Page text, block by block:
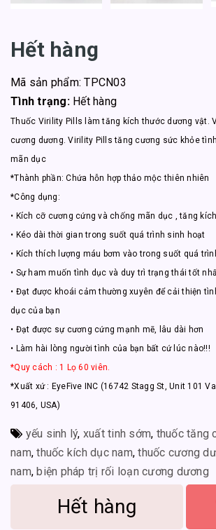
Hết hàng
Mã sản phẩm: TPCN03
Tình trạng: Hết hàng
Thuốc Virility Pills làm tăng kích thước dương vật.
cương dương. Virility Pills tăng cương sức khỏe
mãn dục
*Thành phần: Chứa hỗn hợp thảo mộc thiên nhiên
*Công dụng:
• Kích cỡ cương cứng và chống mãn dục , tăng
• Kéo dài thời gian trong suốt quá trình sinh hoạt
• Kích thích lượng máu bơm vào trong suốt quá
• Sự ham muốn tình dục và duy trì trạng thái tốt
• Đạt được khoái cảm thường xuyên để cải thiện
dục của bạn
• Đạt được sự cương cứng mạnh mẽ, lâu dài hơn
• Làm hài lòng người tình của bạn bất cứ lúc nào!!!
*Quy cách : 1 Lọ 60 viên.
*Xuất xứ : EyeFive INC (16742 Stagg St, Unit 101
91406, USA)
yếu sinh lý, xuất tinh sớm, thuốc tăng
nam,thuốc kích dục nam,thuốc cương
nam,biện pháp trị rối loạn cương dương
Hết hàng